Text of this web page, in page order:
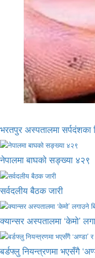
भरतपुर अस्पतालमा सर्पदंशका
नेपालमा बाघको सङ्ख्या ४२९
सर्वदलीय बैठक जारी
क्यान्सर अस्पतालमा ‘केमो’
बर्डफ्लु नियन्त्रणमा भएसँगै